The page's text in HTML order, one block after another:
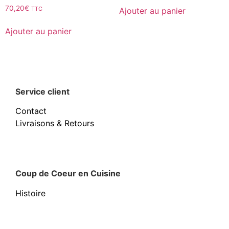
Note
2.51
70,20€ TTC
Ajouter au panier
Ajouter au panier
Service client
Contact
Livraisons & Retours
Coup de Coeur en Cuisine
Histoire